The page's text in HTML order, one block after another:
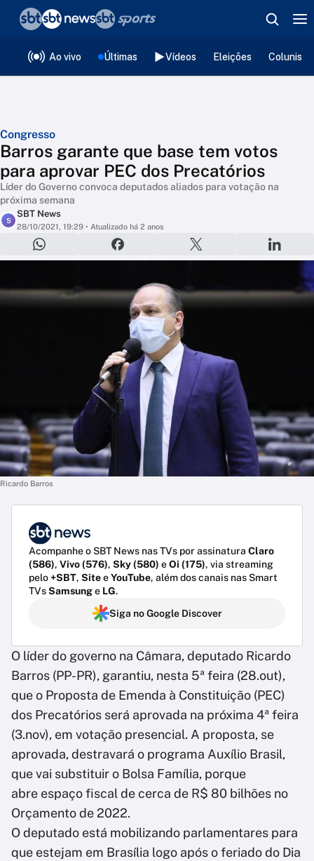
Ao vivo Últimas Vídeos Eleições
Congresso
Barros garante que base tem votos
para aprovar PEC dos Precatórios
Líder do Governo convoca deputados aliados para votação na
próxima semana
S
SBT News
28/10/2021, 19:29 • Atualizado há 2 anos
Ricardo Barros
Acompanhe o SBT News nas TVs por assinatura Claro
(586), Vivo (576), Sky (580) eOi (175), via streaming
pelo+SBT, SiteeYouTube, além dos canais nas Smart
TVsSamsunge LG.
Siga no Google Discover
O líder do governo na Câmara, deputado Ricardo
Barros (PP-PR), garantiu, nesta 5ª feira (28.out),
que o Proposta de Emenda à Constituição (PEC)
dos Precatórios será aprovada na próxima 4ª feira
(3.nov), em votação presencial. A proposta, se
aprovada, destravará o programa Auxílio Brasil,
que vai substituir o Bolsa Família, porque
abre espaço fiscal de cerca de R$ 80 bilhões no
Orçamento de 2022.
O deputado está mobilizando parlamentares para
que estejam em Brasília logo após o feriado do Dia
❮voltar
Editorias